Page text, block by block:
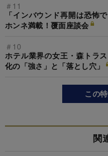
＃11
「インバウンド再開は恐怖
ホンネ満載！覆面座談会
＃10
ホテル業界の女王・森トラ
化の「強さ」と「落とし穴」
この
関